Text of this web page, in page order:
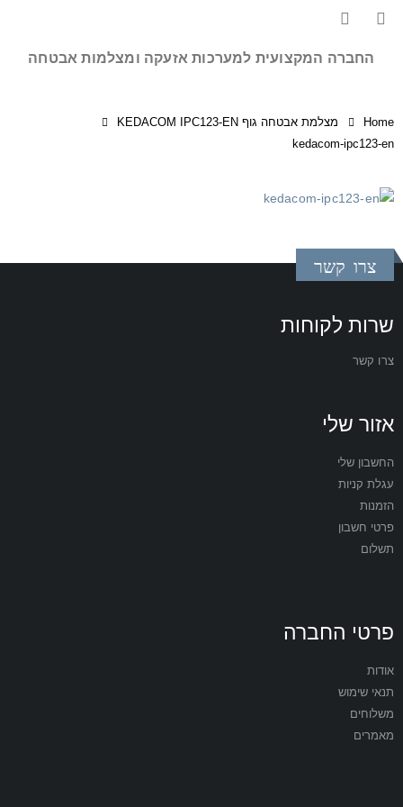
החברה המקצועית למערכות אזעקה ומצלמות אבטחה
Home
מצלמת אבטחה גוף KEDACOM IPC123-EN
kedacom-ipc123-en
צרו קשר
שרות לקוחות
צרו קשר
אזור שלי
החשבון שלי
עגלת קניות
הזמנות
פרטי חשבון
תשלום
פרטי החברה
אודות
תנאי שימוש
משלוחים
מאמרים